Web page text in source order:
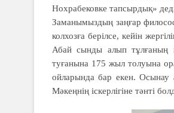
Нохрабековке тапсырдық»
Заманымыздың заңғар
колхозға берілсе, кейін
Абай сынды алып тұлғаның
туғанына 175 жыл толуына
ойларында бар екен. Осынау
Мәкеңнің іскерлігіне тәнті